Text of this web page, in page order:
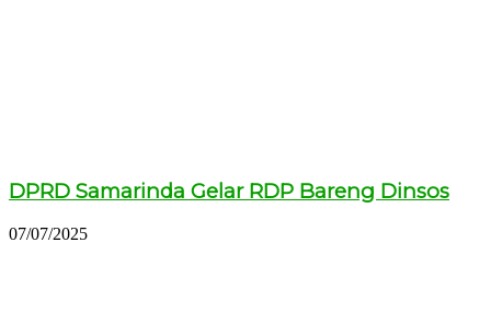
DPRD Samarinda Gelar RDP Bareng Dinsos
07/07/2025